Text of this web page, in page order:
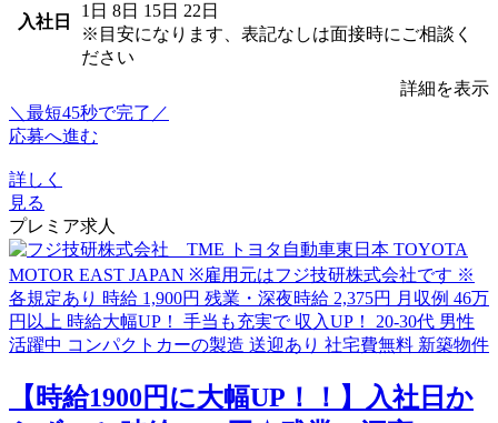
入社日
1日 8日 15日 22日
※目安になります、表記なしは面接時にご相談く
ださい
詳細を表示
＼最短45秒で完了／
応募へ進む
詳しく
見る
プレミア求人
【時給1900円に大幅UP！！】入社日か